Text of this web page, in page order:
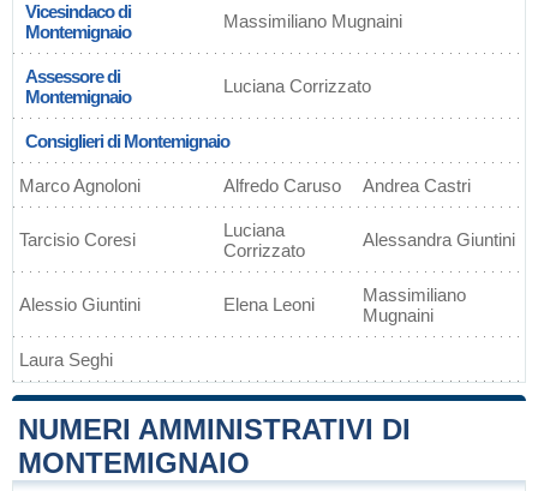
Vicesindaco di
Montemignaio
Massimiliano Mugnaini
Assessore di
Montemignaio
Luciana Corrizzato
Consiglieri di Montemignaio
Marco Agnoloni Alfredo Caruso Andrea Castri
Tarcisio Coresi
Luciana
Corrizzato
Alessandra Giuntini
Alessio Giuntini Elena Leoni
Massimiliano
Mugnaini
Laura Seghi
NUMERI AMMINISTRATIVI DI
MONTEMIGNAIO